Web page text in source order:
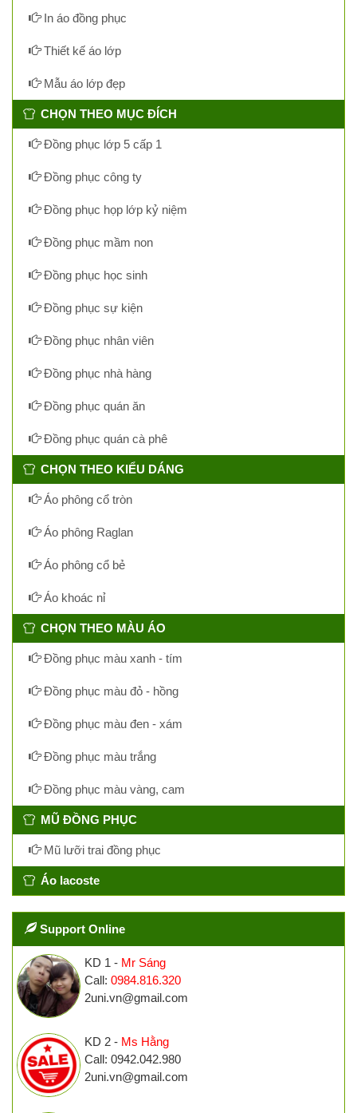
In áo đồng phục
Thiết kế áo lớp
Mẫu áo lớp đẹp
CHỌN THEO MỤC ĐÍCH
Đồng phục lớp 5 cấp 1
Đồng phục công ty
Đồng phục họp lớp kỷ niệm
Đồng phục mầm non
Đồng phục học sinh
Đồng phục sự kiện
Đồng phục nhân viên
Đồng phục nhà hàng
Đồng phục quán ăn
Đồng phục quán cà phê
CHỌN THEO KIỂU DÁNG
Áo phông cổ tròn
Áo phông Raglan
Áo phông cổ bẻ
Áo khoác nỉ
CHỌN THEO MÀU ÁO
Đồng phục màu xanh - tím
Đồng phục màu đỏ - hồng
Đồng phục màu đen - xám
Đồng phục màu trắng
Đồng phục màu vàng, cam
MŨ ĐỒNG PHỤC
Mũ lưỡi trai đồng phục
Áo lacoste
Support Online
KD 1 - Mr Sáng
Call: 0984.816.320
2uni.vn@gmail.com
KD 2 - Ms Hằng
Call: 0942.042.980
2uni.vn@gmail.com